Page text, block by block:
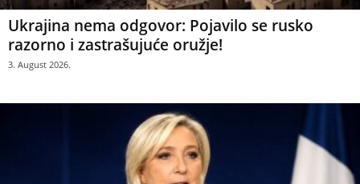
Ukrajina nema odgovor: Pojavilo se rusko
razorno i zastrašujuće oružje!
3. August 2026.